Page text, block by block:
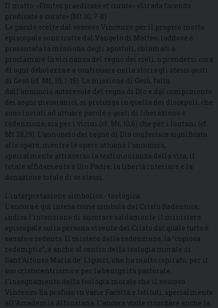
Il motto: «Euntes praedicate et curate» «Strada facendo
predicate e curate» (Mt 10, 7-8)
Le parole scelte dal vescovo Vincenzo per il proprio motto
episcopale sono tratte dal Vangelo di Matteo, laddove è
presentata la missione degli apostoli, chiamati a
proclamare la vicinanza del regno dei cieli, a prendersi cura
di ogni debolezza e a continuare nella storia gli stessi gesti
di Gesù (cf. Mt, 10, 1-15). La missione di Gesù, fatta
dall’annuncio autorevole del regno di Dio e dal compimento
dei segni messianici, si prolunga in quella dei discepoli, che
sono inviati ad attuare parole e gesti di liberazione e
redenzione, sia per i vicini (cf. Mt, 10,6) che per i lontani (cf.
Mt 28,19). L’annuncio del regno di Dio conferisce significato
alle opere; mentre le opere attuano l’annuncio,
specialmente attraverso la testimonianza della vita, il
totale affidamento a Dio Padre, la libertà interiore e la
donazione totale di se stessi.
L’interpretazione simbolico - teologica:
L’ancora è qui intesa come simbolo del Cristo Redentore;
indica l’intenzione di ancorare saldamente il ministero
episcopale sulla persona vivente del Cristo dal quale tutto è
sanato e redento. Il mistero della redenzione, la “copiosa
redemptio”, è anche al centro della teologia morale di
Sant’Alfonso Maria de’ Liguori, che ha molto ispirato, per il
suo cristocentrismo e per la benignità pastorale,
l’insegnamento della teologia morale che il vescovo
Vincenzo ha profuso in varie Facoltà e Istituti, specialmente
all’Accademia Alfonsiana. L’ancora vuole ricordare anche la